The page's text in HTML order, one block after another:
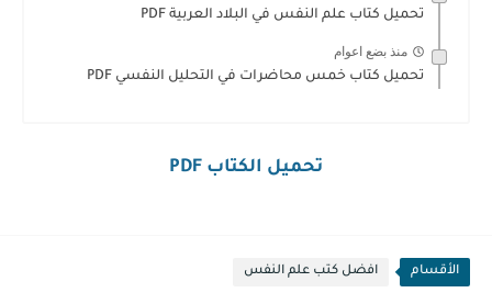
تحميل كتاب علم النفس في البلاد العربية PDF
منذ بضع اعوام
تحميل كتاب خمس محاضرات في التحليل النفسي PDF
تحميل الكتاب PDF
الأقسام افضل كتب علم النفس